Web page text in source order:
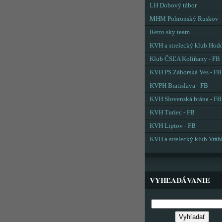
LH Dobový tábor
MHM Pohronský Ruskov
Retro sky team
KVH a strelecký klub
Klub ČSĽA Kolíňany - FB
KVH PS Záhorská Ves - FB
KVPH Bratislava - FB
KVH Slovenská brána - FB
KVH Turiec - FB
KVH Liptov - FB
KVH a strelecký klub
VYHĽADÁVANIE